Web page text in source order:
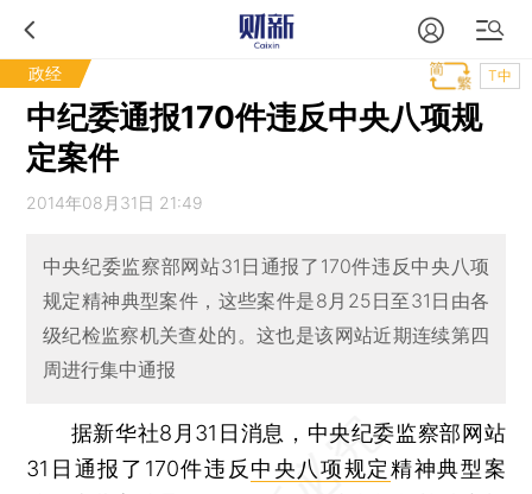
政经 T中
中纪委通报170件违反中央八项规
定案件
2014年08月31日 21:49
中央纪委监察部网站31日通报了170件违反中央八项
规定精神典型案件，这些案件是8月25日至31日由各
级纪检监察机关查处的。这也是该网站近期连续第四
周进行集中通报
据新华社8月31日消息，中央纪委监察部网站
31日通报了170件违反 中央八项规定精神典型案